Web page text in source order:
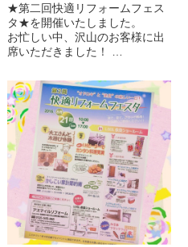
★第二回快適リフォームフェス
タ★を開催いたしました。
お忙しい中、沢山のお客様に出
席いただきました！
(^^♪